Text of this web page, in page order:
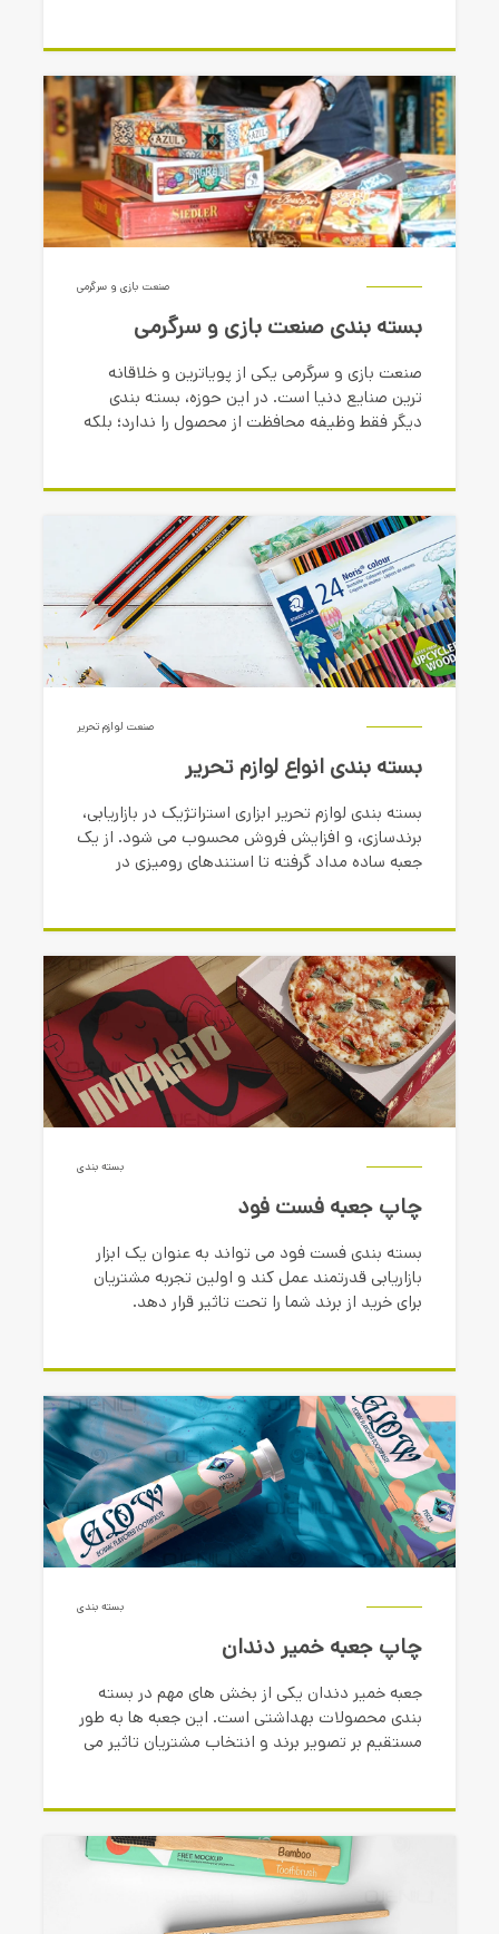
صنعت بازی و سرگرمی
بسته بندی صنعت بازی و سرگرمی
صنعت بازی و سرگرمی یکی از پویاترین و خلاقانه
ترین صنایع دنیا است. در این حوزه، بسته بندی
دیگر فقط وظیفه محافظت از محصول را ندارد؛ بلکه
صنعت لوازم تحریر
بسته بندی انواع لوازم تحریر
بسته بندی لوازم تحریر ابزاری استراتژیک در بازاریابی،
برندسازی، و افزایش فروش محسوب می شود. از یک
جعبه ساده مداد گرفته تا استندهای رومیزی در
بسته بندی
چاپ جعبه فست فود
بسته بندی فست فود می تواند به عنوان یک ابزار
بازاریابی قدرتمند عمل کند و اولین تجربه مشتریان
برای خرید از برند شما را تحت تاثیر قرار دهد.
بسته بندی
چاپ جعبه خمیر دندان
جعبه خمیر دندان یکی از بخش های مهم در بسته
بندی محصولات بهداشتی است. این جعبه ها به طور
مستقیم بر تصویر برند و انتخاب مشتریان تاثیر می
جذابیت بصری داشته و اطلاعات کاملی را به مصرف
کننده ارائه دهد.